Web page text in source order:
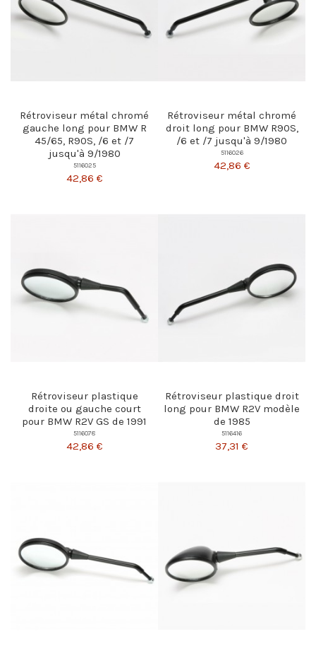
Rétroviseur métal chromé
gauche long pour BMW R
45/65, R90S, /6 et /7
jusqu'à 9/1980
5116025
42,86 €
Rétroviseur métal chromé
droit long pour BMW R90S,
/6 et /7 jusqu'à 9/1980
5116026
42,86 €
Rétroviseur plastique
droite ou gauche court
pour BMW R2V GS de 1991
5116078
42,86 €
Rétroviseur plastique droit
long pour BMW R2V modèle
de 1985
5116416
37,31 €